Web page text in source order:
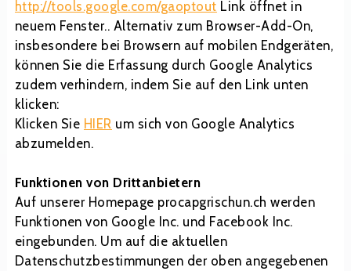
http://tools.google.com/gaoptout Link öffnet in
neuem Fenster.. Alternativ zum Browser-Add-On,
insbesondere bei Browsern auf mobilen Endgeräten,
können Sie die Erfassung durch Google Analytics
zudem verhindern, indem Sie auf den Link unten
klicken:
Klicken Sie HIER um sich von Google Analytics
abzumelden.
Funktionen von Drittanbietern
Auf unserer Homepage procapgrischun.ch werden
Funktionen von Google Inc. und Facebook Inc.
eingebunden. Um auf die aktuellen
Datenschutzbestimmungen der oben angegebenen